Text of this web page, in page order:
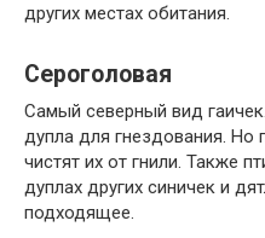
других местах обитания.
Сероголовая
Самый северный вид
дупла для гнездования. Но
чистят их от гнили. Также
дуплах других синичек и
подходящее.